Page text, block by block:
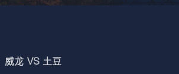
龙 VS 土豆